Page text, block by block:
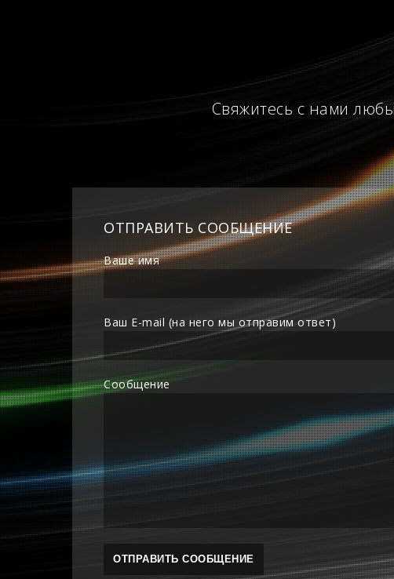
Свяжитесь с нами
ОТПРАВИТЬ СООБЩЕНИЕ
Ваше имя
Ваш E-mail (на него мы отправим ответ)
Сообщение